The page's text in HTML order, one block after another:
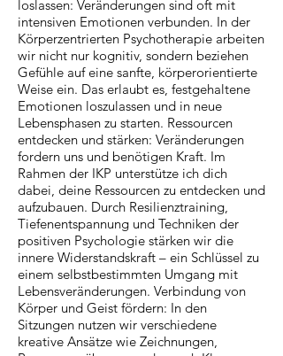
loslassen: Veränderungen sind oft mit
intensiven Emotionen verbunden. In der
Körperzentrierten Psychotherapie arbeiten
wir nicht nur kognitiv, sondern beziehen
Gefühle auf eine sanfte, körperorientierte
Weise ein. Das erlaubt es, festgehaltene
Emotionen loszulassen und in neue
Lebensphasen zu starten. Ressourcen
entdecken und stärken: Veränderungen
fordern uns und benötigen Kraft. Im
Rahmen der IKP unterstütze ich dich
dabei, deine Ressourcen zu entdecken und
aufzubauen. Durch Resilienztraining,
Tiefenentspannung und Techniken der
positiven Psychologie stärken wir die
innere Widerstandskraft – ein Schlüssel zu
einem selbstbestimmten Umgang mit
Lebensveränderungen. Verbindung von
Körper und Geist fördern: In den
Sitzungen nutzen wir verschiedene
kreative Ansätze wie Zeichnungen,